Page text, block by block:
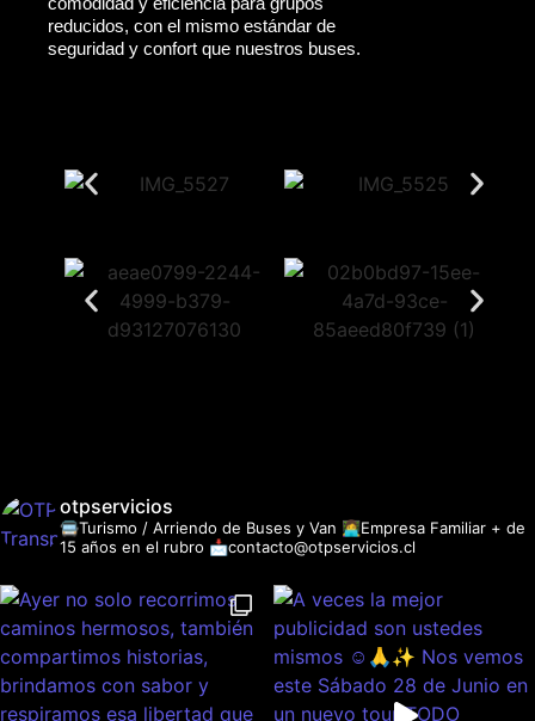
reducidos, con el mismo estándar de
seguridad y confort que nuestros buses.
otpservicios
🚍Turismo / Arriendo de Buses y Van 👩‍💻Empresa Familiar + de
15 años en el rubro 📩contacto@otpservicios.cl